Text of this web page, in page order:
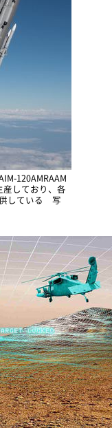
120AMRAAM
産しており、各
している 写